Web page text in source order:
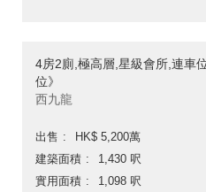
4房2廁,極高層,星級會所,連車
位》
西九龍
出售
HK$ 5,200萬
建築面積
1,430 呎
實用面積
1,098 呎